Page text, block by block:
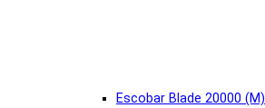
Escobar Blade 20000 (М)